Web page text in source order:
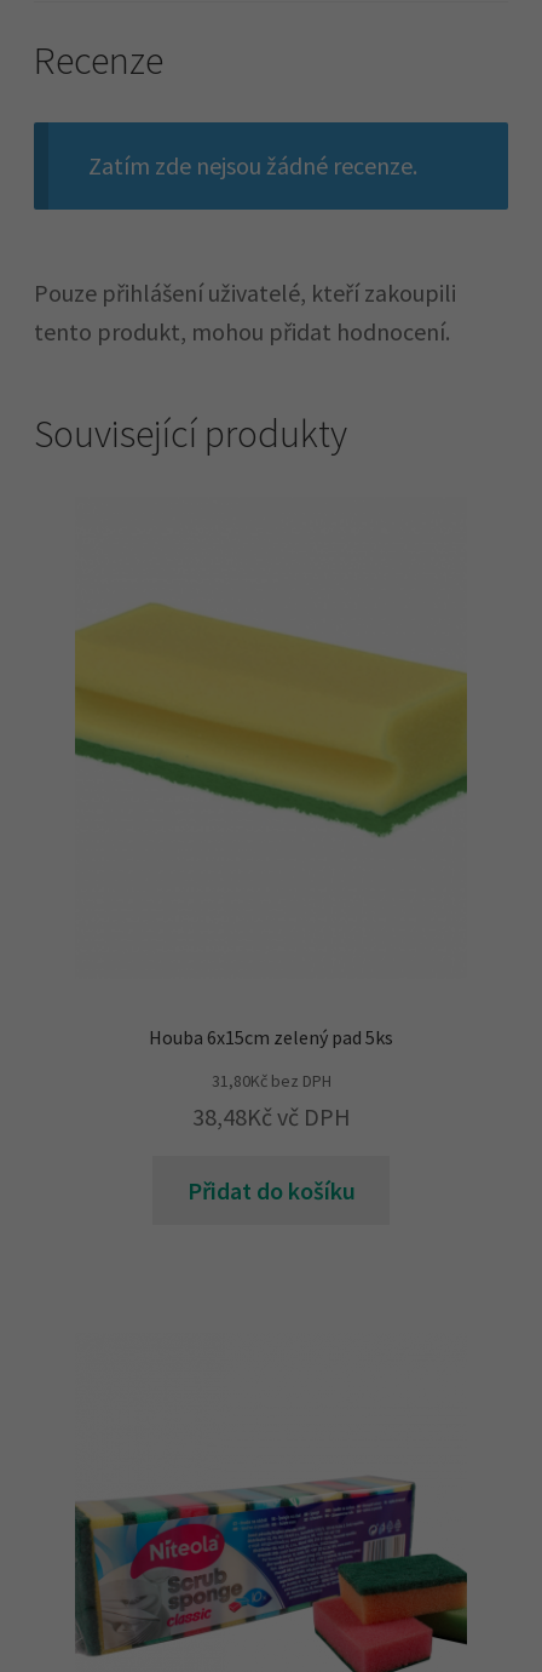
Recenze
Zatím zde nejsou žádné recenze.
Pouze přihlášení uživatelé, kteří zakoupili
tento produkt, mohou přidat hodnocení.
Související produkty
Houba 6x15cm zelený pad 5ks
31,80Kčbez DPH
38,48Kč vč DPH
Přidat do košíku